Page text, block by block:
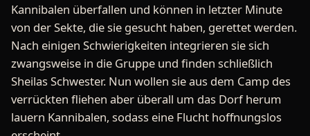
Kannibalen überfallen und können in letzter Minute
von der Sekte, die sie gesucht haben, gerettet werden.
Nach einigen Schwierigkeiten integrieren sie sich
zwangsweise in die Gruppe und finden schließlich
Sheilas Schwester. Nun wollen sie aus dem Camp des
verrückten fliehen aber überall um das Dorf herum
lauern Kannibalen, sodass eine Flucht hoffnungslos